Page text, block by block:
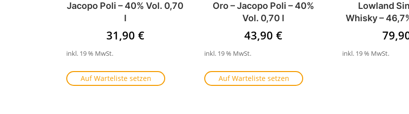
Jacopo Poli – 40% Vol. 0,70
l
31,90 €
inkl. 19 % MwSt.
Auf Warteliste setzen
Oro – Jacopo Poli – 40%
Vol. 0,70 l
43,90 €
inkl. 19 % MwSt.
Auf Warteliste setzen
Lowland
Whisky –
inkl. 19 % MwSt.